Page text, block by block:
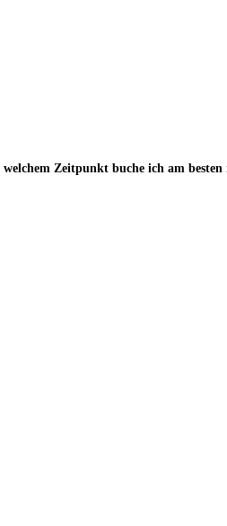
Zeitpunkt buche ich am